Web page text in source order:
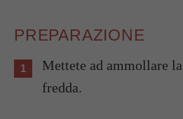
PREPARAZIONE
Mettete ad ammollare la
fredda.